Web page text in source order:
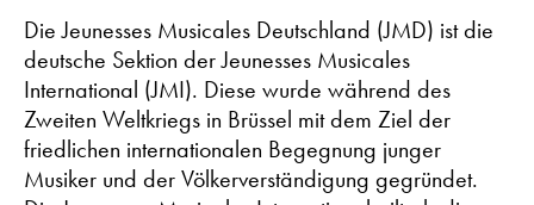
Die Jeunesses Musicales Deutschland (JMD) ist die
deutsche Sektion der Jeunesses Musicales
International (JMI). Diese wurde während des
Zweiten Weltkriegs in Brüssel mit dem Ziel der
friedlichen internationalen Begegnung junger
Musiker und der Völkerverständigung gegründet.